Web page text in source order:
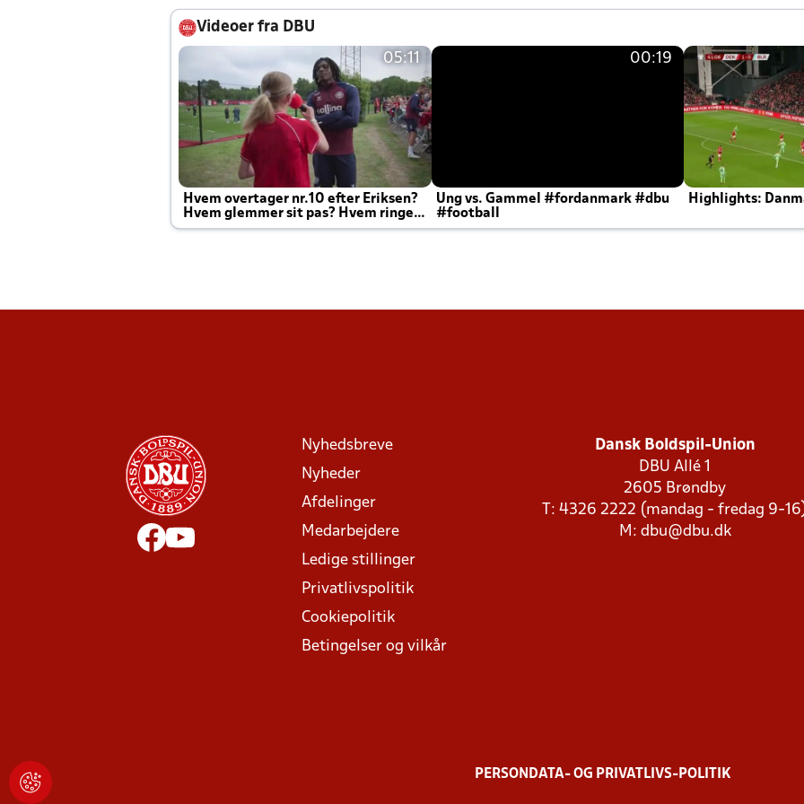
Videoer fra DBU
05:11
Hvem overtager nr.10 efter Eriksen?
Hvem glemmer sit pas? Hvem ringer
Joachim altid til efter kampe?
00:19
Ung vs. Gammel #fordanmark #dbu
#football
Highlights:
Nyhedsbreve
Nyheder
Afdelinger
Medarbejdere
Ledige stillinger
Privatlivspolitik
Cookiepolitik
Betingelser og vilkår
Dansk Boldspil-Union
DBU Allé 1
2605 Brøndby
T: 4326 2222 (mandag - fredag 9-
M: dbu@dbu.dk
PERSONDATA- OG PRIVATLIVS-POLITIK